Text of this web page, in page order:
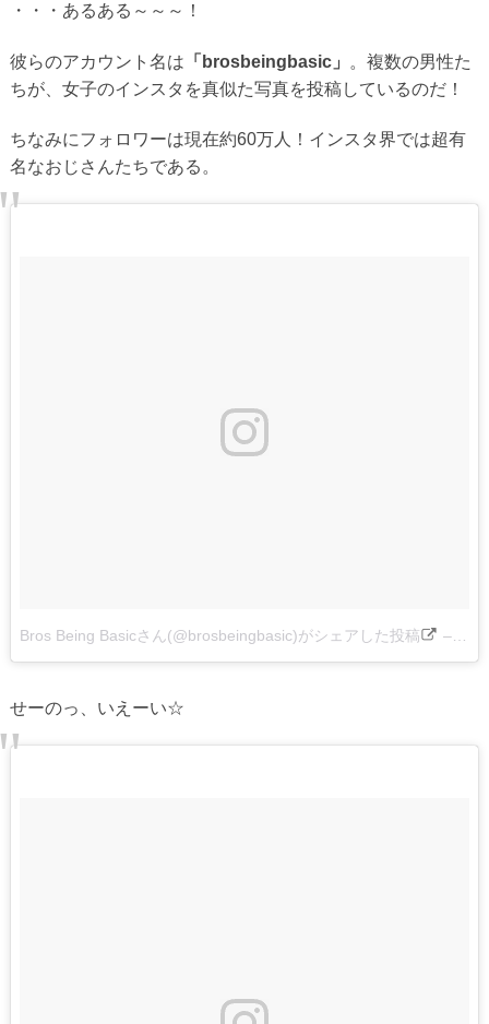
・・・あるある～～～！
彼らのアカウント名は 「brosbeingbasic」
。複数の男性た
ちが、女子のインスタを真似た写真を投稿しているのだ！
ちなみにフォロワーは現在約60万人！インスタ界では超有
名なおじさんたちである。
Bros Being Basicさん(@brosbeingbasic)がシェアした投稿 –
せーのっ、いえーい☆